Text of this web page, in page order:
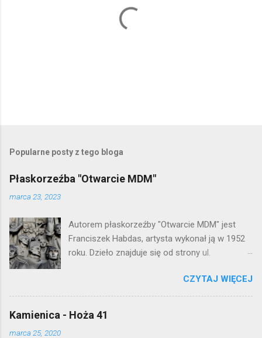
e
i
j
o
m
e
n
t
a
Popularne posty z tego bloga
Płaskorzeźba "Otwarcie MDM"
marca 23, 2023
Autorem płaskorzeźby "Otwarcie MDM" jest
Franciszek Habdas, artysta wykonał ją w 1952
roku. Dzieło znajduje się od strony ul.
warszawskiej flagowej inwestycji
mieszkaniowej lat 50. Lokalizacja: Śródmieście
CZYTAJ WIĘCEJ
Kamienica - Hoża 41
marca 25, 2020